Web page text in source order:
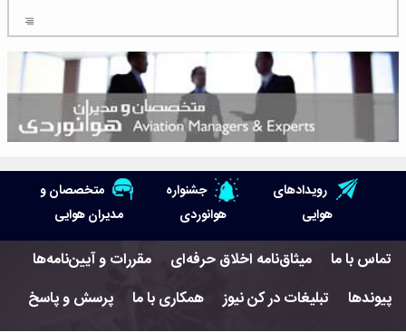
شلوغ‌ترین فرودگاه‌های اروپا در ۲۰۲۵: لندن، استانبول و پاریس
پخش زنده پرواز سیزدهم موشک استارشیپ اسپیس‌ایکس [جمعه ساعت ۰۱:۴۵]
هوش مصنوعی وارد تعمیر و بازرسی موتورهای هواپیما شد
حمله هوایی به تأسیسات فرودگاه سمنان
استخدام در صنعت هوانوردی کانادا با آموزش رایگان و حقوق ۱۲۷ هزار دلاری
رویدادهای
هوایی
جشنواره
هوانوردی
متخصصان و
مدیران هوایی
تماس با ما میثاق‌نامه اخلاق حرفه‌ای
مقررات و آیین‌نامه‌ها
پیوندها
تبلیغات در کن نیوز همکاری با ما پرسش و پاسخ